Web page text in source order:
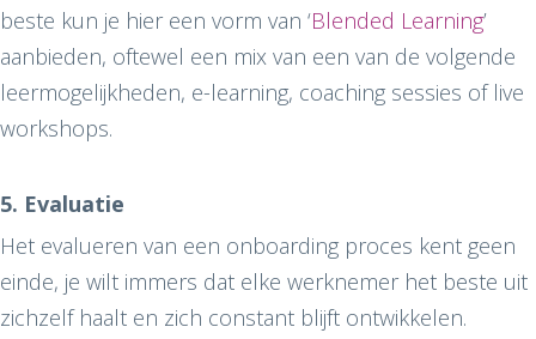
beste kun je hier een vorm van ‘Blended Learning’
aanbieden, oftewel een mix van een van de volgende
leermogelijkheden, e-learning, coaching sessies of live
workshops.
5. Evaluatie
Het evalueren van een onboarding proces kent geen
einde, je wilt immers dat elke werknemer het beste uit
zichzelf haalt en zich constant blijft ontwikkelen.